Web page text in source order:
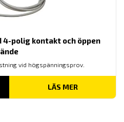
4-polig kontakt och öppen
ände
vid högspänningsprov.
LÄS MER